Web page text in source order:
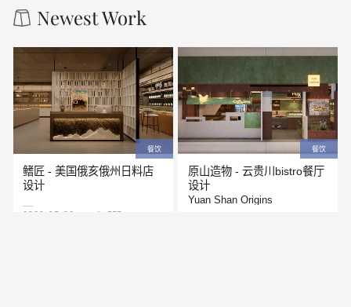
Newest Work
餐饮
鳍匠 - 美国俄亥俄州日料店
设计
2026-03-09 353
餐饮
原山造物 - 云贵川bistro餐厅
设计
Yuan Shan Origins